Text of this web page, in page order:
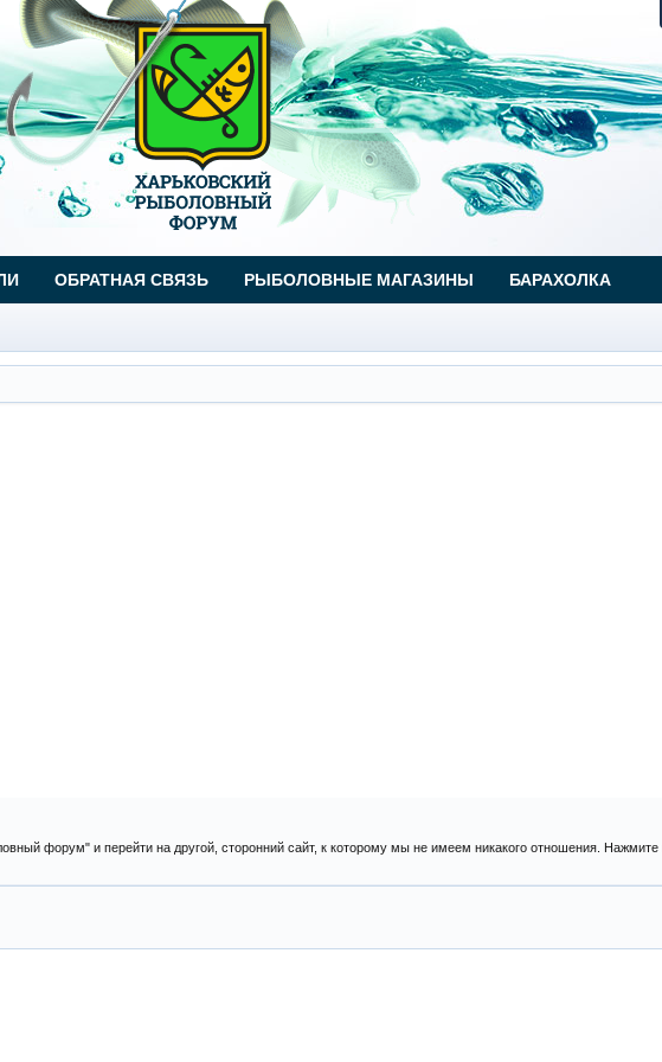
форум" и перейти на другой, сторонний сайт, к которому мы не имеем никакого отношения. Нажмите
ОБРАТНАЯ СВЯЗЬ РЫБОЛОВНЫЕ МАГАЗИНЫ БАРАХОЛКА